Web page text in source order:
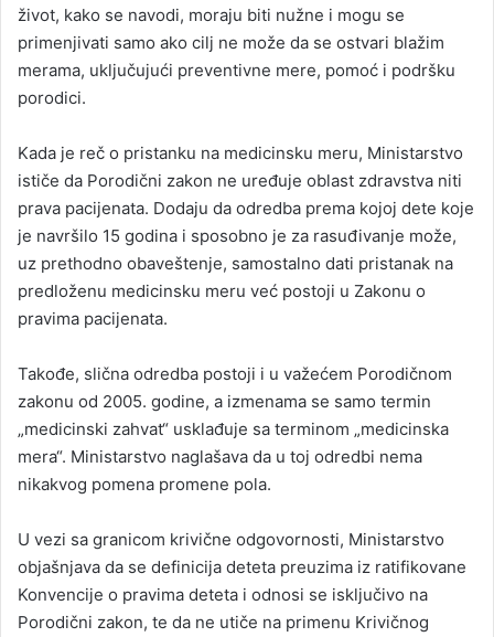
život, kako se navodi, moraju biti nužne i mogu se
primenjivati samo ako cilj ne može da se ostvari blažim
merama, uključujući preventivne mere, pomoć i podršku
porodici.
Kada je reč o pristanku na medicinsku meru, Ministarstvo
ističe da Porodični zakon ne uređuje oblast zdravstva niti
prava pacijenata. Dodaju da odredba prema kojoj dete koje
je navršilo 15 godina i sposobno je za rasuđivanje može,
uz prethodno obaveštenje, samostalno dati pristanak na
predloženu medicinsku meru već postoji u Zakonu o
pravima pacijenata.
Takođe, slična odredba postoji i u važećem Porodičnom
zakonu od 2005. godine, a izmenama se samo termin
„medicinski zahvat“ usklađuje sa terminom „medicinska
mera“. Ministarstvo naglašava da u toj odredbi nema
nikakvog pomena promene pola.
U vezi sa granicom krivične odgovornosti, Ministarstvo
objašnjava da se definicija deteta preuzima iz ratifikovane
Konvencije o pravima deteta i odnosi se isključivo na
Porodični zakon, te da ne utiče na primenu Krivičnog